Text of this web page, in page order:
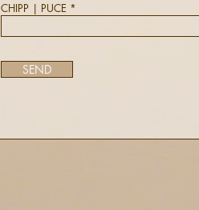
CHIPP | PUCE
SEND